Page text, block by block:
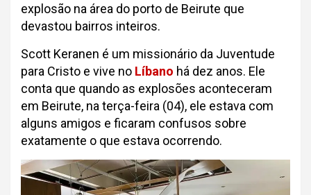
explosão na área do porto de Beirute que
devastou bairros inteiros.
Scott Keranen é um missionário da Juventude
para Cristo e vive no Líbano há dez anos. Ele
conta que quando as explosões aconteceram
em Beirute, na terça-feira (04), ele estava com
alguns amigos e ficaram confusos sobre
exatamente o que estava ocorrendo.